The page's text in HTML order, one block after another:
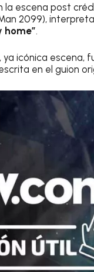
la escena post
2099),
home”.
icónica escena,
en el guion